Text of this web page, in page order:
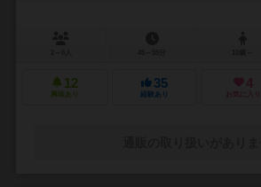
12
興味あり
35
経験あり
4
お気に入り